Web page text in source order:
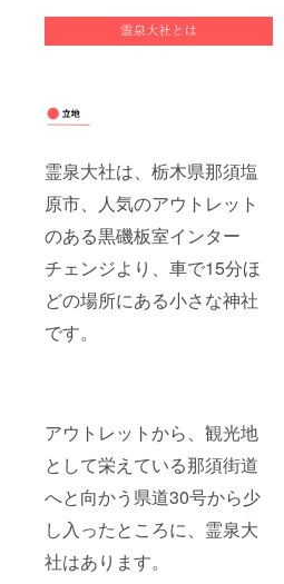
霊泉大社は、栃木県那須塩
原市、人気のアウトレット
のある黒磯板室インター
チェンジより、車で15分ほ
どの場所にある小さな神社
です。
アウトレットから、観光地
として栄えている那須街道
へと向かう県道30号から少
し入ったところに、霊泉大
社はあります。